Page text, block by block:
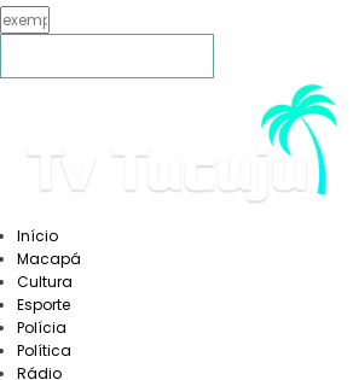
Início
Macapá
Cultura
Esporte
Polícia
Política
Rádio